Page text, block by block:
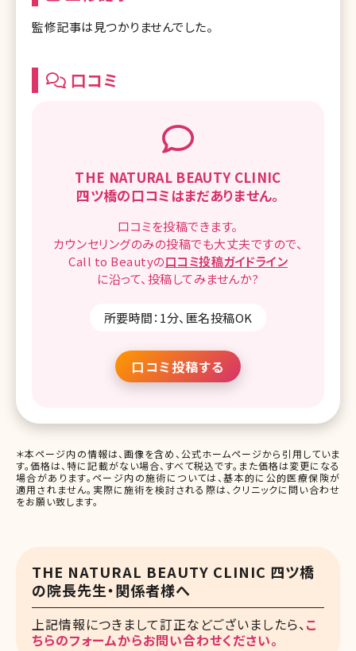
監修記事は見つかりませんでした。
口コミ
THE NATURAL BEAUTY CLINIC
四ツ橋の口コミはまだありません。
口コミを投稿できます。
カウンセリングのみの投稿でも大丈夫ですので、
Call to Beautyの口コミ投稿ガイドライン
に沿って、投稿してみませんか?
所要時間：1分、匿名投稿OK
口コミ投稿する
＊本ページ内の情報は、画像を含め、公式ホームページから引用していま
す。価格は、特に記載がない場合、すべて税込です。また価格は変更になる
場合があります。ページ内の施術については、基本的に公的医療保険が
適用されません。実際に施術を検討される際は、クリニックに問い合わせ
をお願い致します。
THE NATURAL BEAUTY CLINIC 四ツ橋
の院長先生・関係者様へ
上記情報につきまして訂正などございましたら、こ
ちらのフォームからお問い合わせください。